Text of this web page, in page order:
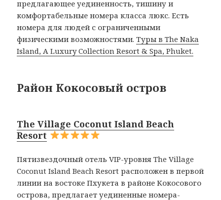
предлагающее уединенность, тишину и
комфортабельные номера класса люкс. Есть
номера для людей с ограниченными
физическими возможностями.Туры в The Naka
Island, A Luxury Collection Resort & Spa, Phuket.
Район Кокосовый остров
The Village Coconut Island Beach
Resort
Пятизвездочный отель VIP-уровня The Village
Coconut Island Beach Resort расположен в первой
линии на востоке Пхукета в районе Кокосового
острова, предлагает уединенные номера-